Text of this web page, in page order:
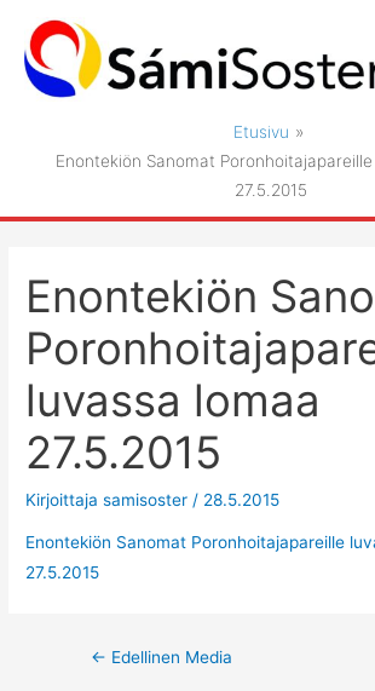
sisältöön
Etusivu
Enontekiön Sanomat
27.5.2015
Enontekiön
luvassa lomaa
27.5.2015
Kirjoittajasamisoster / 28.5.2015
Enontekiön Sanomat Poronhoitajapareille
27.5.2015
Post← Edellinen Media